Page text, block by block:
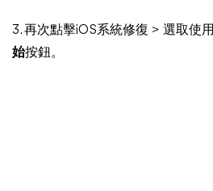
3. 再次點擊iOS系統修復 > 選取使用
始按鈕。